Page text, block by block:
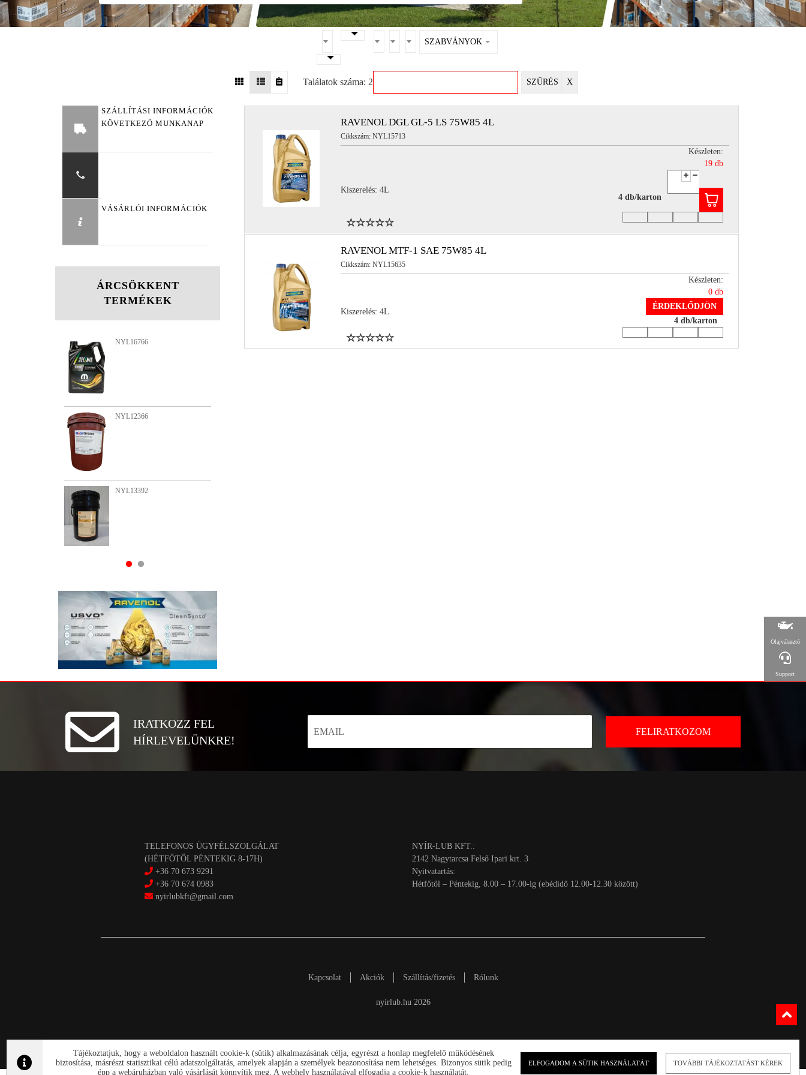
SZABVÁNYOK
Találatok száma: 2 SZŰRÉS X
SZÁLLÍTÁSI INFORMÁCIÓK
KÖVETKEZŐ MUNKANAP
VÁSÁRLÓI INFORMÁCIÓK
ÁRCSÖKKENT
TERMÉKEK
RAVENOL DGL GL-5 LS 75W85 4L
Cikkszám: NYL15713
Kiszerelés: 4L
Készleten:
19 db
4 db/karton
RAVENOL MTF-1 SAE 75W85 4L
Cikkszám: NYL15635
Kiszerelés: 4L
Készleten:
0 db
ÉRDEKLŐDJÖN
4 db/karton
IRATKOZZ FEL
HÍRLEVELÜNKRE!
TELEFONOS ÜGYFÉLSZOLGÁLAT
(HÉTFŐTŐL PÉNTEKIG 8-17H)
+36 70 673 9291
+36 70 674 0983
nyirlubkft@gmail.com
NYÍR-LUB KFT.:
2142 Nagytarcsa Felső Ipari krt. 3
Nyitvatartás:
Hétfőtől – Péntekig, 8.00 – 17.00-ig (ebédidő 12.00-12.30 között)
Kapcsolat Akciók Szállítás/fizetés Rólunk
nyirlub.hu 2026
Olajválasztó
Support
Tájékoztatjuk, hogy a weboldalon használt cookie-k (sütik) alkalmazásának célja, egyrészt a honlap megfelelő működésének
biztosítása, másrészt statisztikai célú adatszolgáltatás, amelyek alapján a személyek beazonosítása nem lehetséges. Bizonyos sütik pedig
épp a webáruházban való vásárlását könnyítik meg. A webhely használatával elfogadja a cookie-k használatát.
ELFOGADOM A SÜTIK HASZNÁLATÁT TOVÁBBI TÁJÉKOZTATÁST KÉREK